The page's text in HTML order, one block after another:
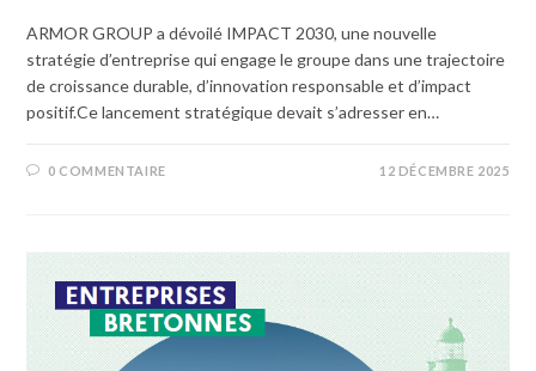
ARMOR GROUP a dévoilé IMPACT 2030, une nouvelle
stratégie d’entreprise qui engage le groupe dans une trajectoire
de croissance durable, d’innovation responsable et d’impact
positif.Ce lancement stratégique devait s’adresser en…
0 COMMENTAIRE 12 DÉCEMBRE 2025